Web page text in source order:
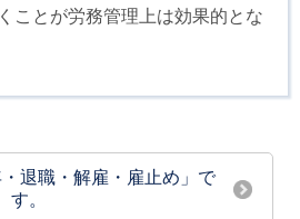
ことが労務管理上は効果的とな
退職・解雇・雇止め」で
す。